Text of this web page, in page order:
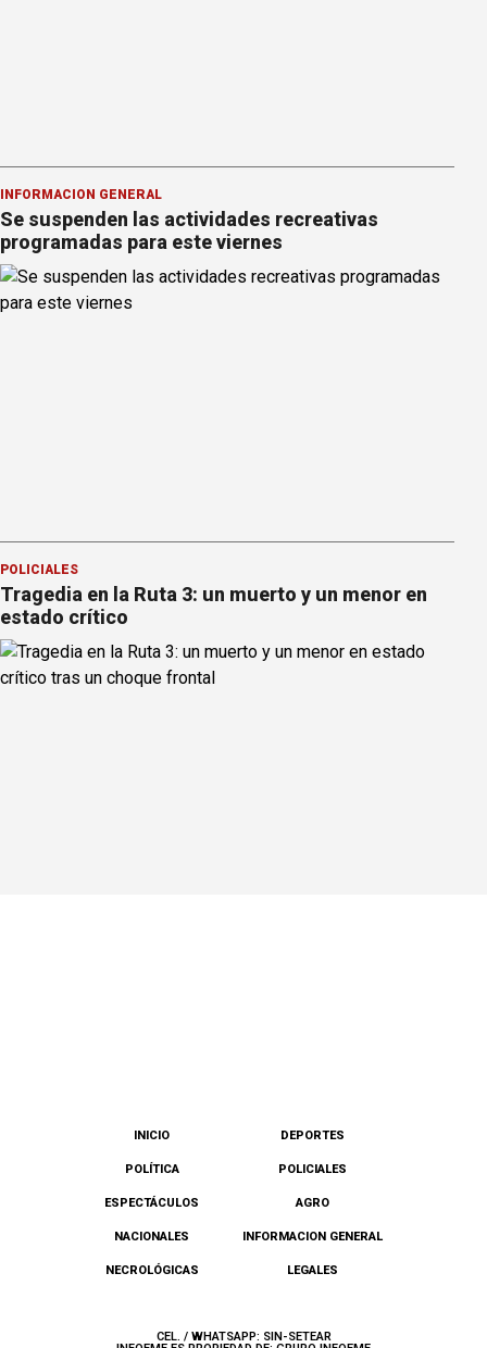
INFORMACION GENERAL
Se suspenden las actividades recreativas
programadas para este viernes
POLICIALES
Tragedia en la Ruta 3: un muerto y un menor en
estado crítico
INICIO DEPORTES
POLÍTICA POLICIALES
ESPECTÁCULOS AGRO
NACIONALES INFORMACION GENERAL
NECROLÓGICAS LEGALES
CEL. / WHATSAPP: SIN-SETEAR